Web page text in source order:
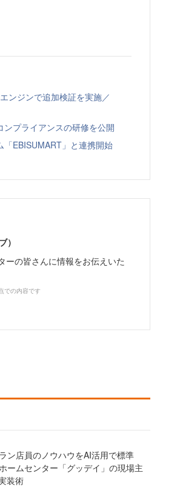
ンジンで追加検証を実施／
プライアンスの研修を公開
「EBISUMART」と連携開始
）
ーの皆さんに情報をお伝えいた
での内容です
ン店員のノウハウをAI活用で標準
ームセンター「グッデイ」の現場主
装術